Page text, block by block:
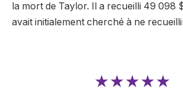
la mort de Taylor. Il a recueilli 49 098
avait initialement cherché à ne
★★★★★